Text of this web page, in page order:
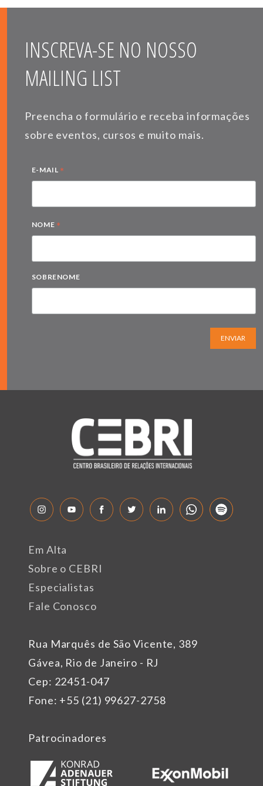
INSCREVA-SE NO NOSSO
MAILING LIST
Preencha o formulário e receba informações
sobre eventos, cursos e muito mais.
E-MAIL *
NOME *
SOBRENOME
ENVIAR
Rua Marquês de São Vicente, 389
Gávea, Rio de Janeiro - RJ
Cep: 22451-047
Fone: +55 (21) 99627-2758
Em Alta
Sobre o CEBRI
Especialistas
Fale Conosco
Patrocinadores